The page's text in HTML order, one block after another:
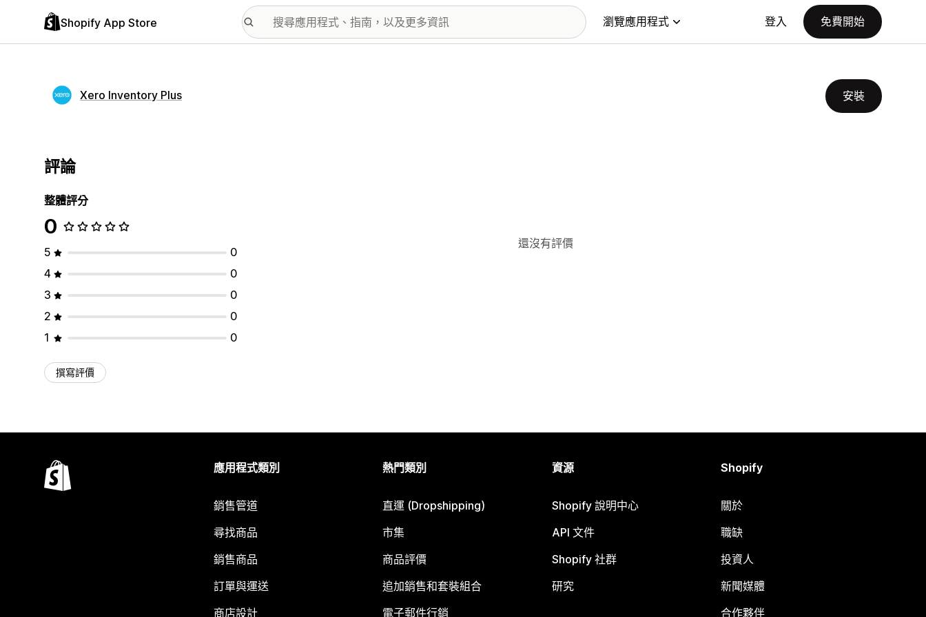
Shopify App Store 瀏覽應用程式 登入 免費開始
Xero Inventory Plus 安裝
評論
整體評分
0
5
0
4
0
3
0
2
0
1
0
撰寫評價
還沒有評價
應用程式類別
銷售管道
尋找商品
銷售商品
訂單與運送
商店設計
熱門類別
直運 (Dropshipping)
市集
商品評價
追加銷售和套裝組合
電子郵件行銷
資源
Shopify 說明中心
API 文件
Shopify 社群
研究
Shopify
關於
職缺
投資人
新聞媒體
合作夥伴